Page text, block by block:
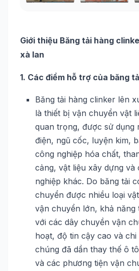
Giới thiệu Băng tải hàng
xà lan
1. Các điểm hỗ trợ của băng
Băng tải hàng clinker lên
là thiết bị vận chuyển vật
quan trọng, được sử dụng
điện, ngũ cốc, luyện kim,
công nghiệp hóa chất,
cảng, vật liệu xây dựng và
nghiệp khác. Do băng tải
chuyển được nhiều loại
vận chuyển lớn, khả năng
với các dây chuyền vận
hoạt, độ tin cậy cao và
chúng đã dần thay thế ô
và các phương tiện vận